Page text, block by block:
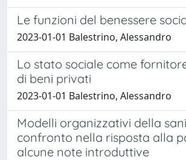
Le funzioni del benessere
2023-01-01 Balestrino, Alessandro
Lo stato sociale come
di beni privati
2023-01-01 Balestrino, Alessandro
Modelli organizzativi della
confronto nella risposta alla
alcune note introduttive